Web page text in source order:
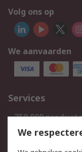
Volg ons op
We aanvaarden
Services
750.000
Bestellen
We